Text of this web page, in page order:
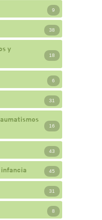
9
38
y
18
6
31
16
43
45
31
8